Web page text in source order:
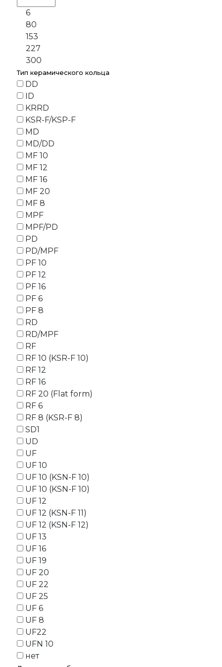
6
80
153
227
300
Тип керамического кольца
DD
ID
KRRD
KSR-F/KSP-F
MD
MD/DD
MF 10
MF 12
MF 16
MF 20
MF 8
MPF
MPF/PD
PD
PD/MPF
PF 10
PF 12
PF 16
PF 6
PF 8
RD
RD/MPF
RF
RF 10 (KSR-F 10)
RF 12
RF 16
RF 20 (Flat form)
RF 6
RF 8 (KSR-F 8)
SD1
UD
UF
UF 10
UF 10 (KSN-F 10)
UF 10 (KSN-F 10)
UF 12
UF 12 (KSN-F 11)
UF 12 (KSN-F 12)
UF 13
UF 16
UF 19
UF 20
UF 22
UF 25
UF 6
UF 8
UF22
UFN 10
нет